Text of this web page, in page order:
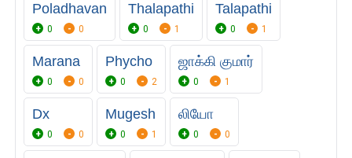
Poladhavan
0 0
Thalapathi
0 1
Talapathi
0 1
Marana
0 0
Phycho
0 2
ஜாக்கி குமார்
0 1
Dx
0 0
Mugesh
0 1
லியோ
0 0